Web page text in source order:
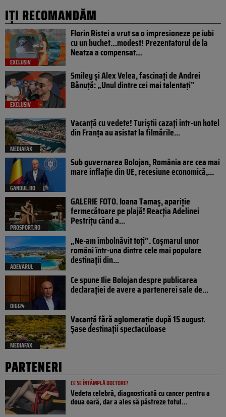
IȚI RECOMANDĂM
EXCLUSIV
Florin Ristei a vrut sa o impresioneze pe iubi
cu un buchet…modest! Prezentatorul de la
Neatza a compensat…
EXCLUSIV
Smiley și Alex Velea, fascinați de Andrei
Bănuță: „Unul dintre cei mai talentați”
MEDIAFAX
Vacanță cu vedete! Turiștii cazați într-un hotel
din Franța au asistat la filmările...
GANDUL.RO
Sub guvernarea Bolojan, România are cea mai
mare inflație din UE, recesiune economică,...
PROSPORT.RO
GALERIE FOTO. Ioana Tamaş, apariție
fermecătoare pe plajă! Reacția Adelinei
Pestrițu când a...
ADEVARUL
„Ne-am îmbolnăvit toți”. Coșmarul unor
români într-una dintre cele mai populare
destinații din...
DIGI24
Ce spune Ilie Bolojan despre publicarea
declarației de avere a partenerei sale de...
MEDIAFAX
Vacanță fără aglomerație după 15 august.
Șase destinații spectaculoase
PARTENERI
CE SE ÎNTÂMPLĂ DOCTORE?
Vedeta celebră, diagnosticată cu cancer pentru a
doua oară, dar a ales să păstreze totul...